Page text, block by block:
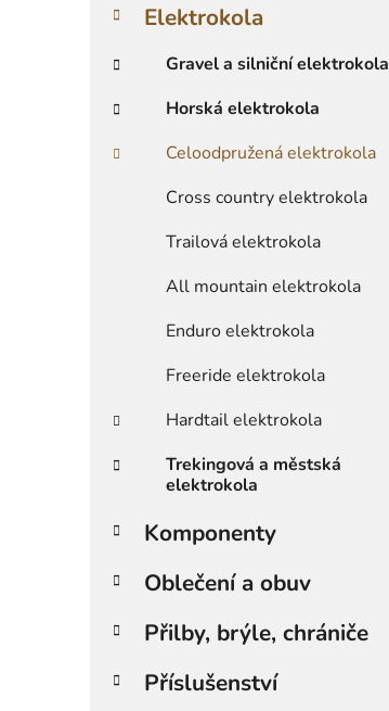
Elektrokola
Gravel a silniční elektrokola
Horská elektrokola
Celoodpružená elektrokola
Cross country elektrokola
Trailová elektrokola
All mountain elektrokola
Enduro elektrokola
Freeride elektrokola
Hardtail elektrokola
Trekingová a městská
elektrokola
Komponenty
Oblečení a obuv
Přilby, brýle, chrániče
Příslušenství